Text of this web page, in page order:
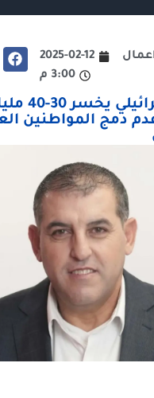
2025-02-12
3:00 م
الاقتصاد
دمج المواطنين